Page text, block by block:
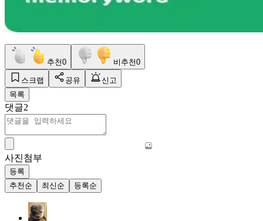
추천0 비추천0
스크랩 공유
신고
목록
댓글2
사진첨부
등록
추천순
최신순 등록순